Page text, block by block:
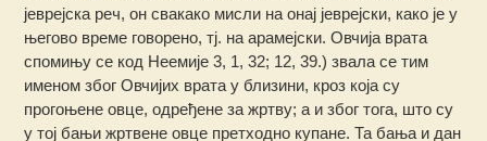
јеврејска реч, он свакако мисли на онај јеврејски, како је у
његово време говорено, тј. на арамејски. Овчија врата
спомињу се код Неемије 3, 1, 32; 12, 39.) звала се тим
именом због Овчијих врата у близини, кроз која су
прогоњене овце, одређене за жртву; а и због тога, што су
у тој бањи жртвене овце претходно купане. Та бања и дан